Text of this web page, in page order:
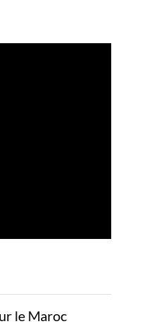
le Maroc